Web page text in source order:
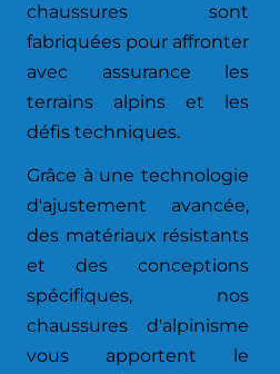
chaussures sont
fabriquées pour affronter
avec assurance les
terrains alpins et les
défis techniques.
Grâce à une technologie
d'ajustement avancée,
des matériaux résistants
et des conceptions
spécifiques, nos
chaussures d'alpinisme
vous apportent le